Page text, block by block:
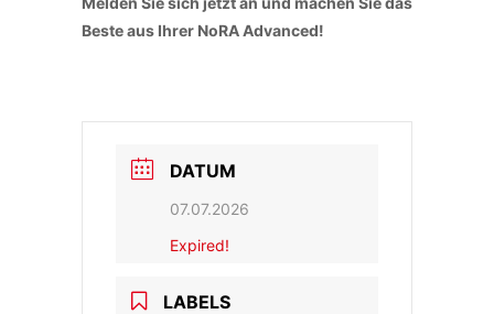
Beste aus Ihrer NoRA Advanced!
DATUM
07.07.2026
Expired!
LABELS